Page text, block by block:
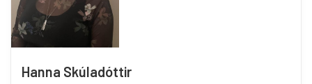
Hanna Skúladóttir